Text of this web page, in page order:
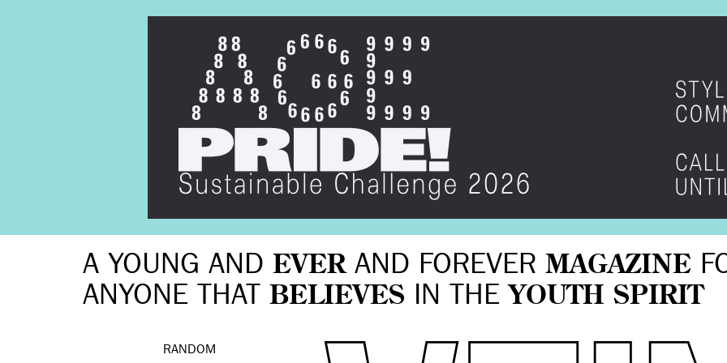
A YOUNG AND EVERAND FOREVER MAGAZINE
ANYONE THAT BELIEVES IN THE YOUTH SPIRIT
RANDOM